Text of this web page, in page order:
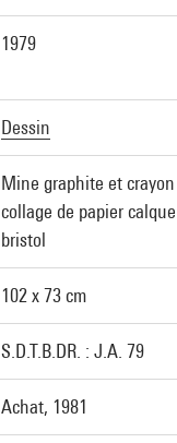
1979
Dessin
Mine graphite et
collage de papier
bristol
102 x 73 cm
S.D.T.B.DR. : J.A. 79
Achat, 1981